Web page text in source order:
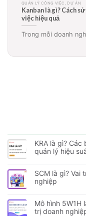
QUẢN LÝ CÔNG VIỆC, DỰ
Sơ đồ Gantt là gì?
án, công việc hiệu
Sơ đồ Gantt là
KRA là gì?
quản lý hiệu
SCM là gì? Vai
nghiệp
Mô hình 5W1H
trị doanh